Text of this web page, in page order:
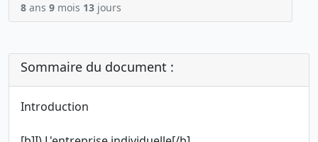
8 ans 9 mois 13 jours
Sommaire du document :
Introduction